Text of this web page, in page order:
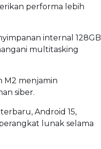
performa lebih
internal 128GB
multitasking
M2 menjamin
siber.
Android 15,
lunak selama